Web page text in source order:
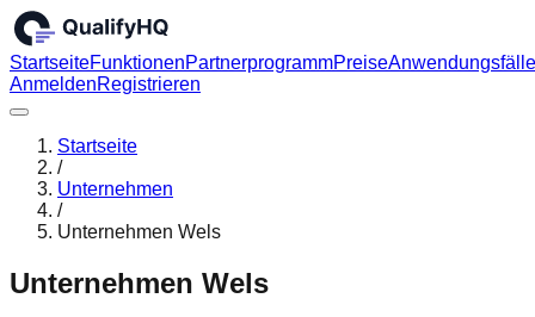
StartseiteFunktionenPartnerprogrammPreiseAnwendungsfälle
AnmeldenRegistrieren
Startseite
/
Unternehmen
/
Unternehmen Wels
Unternehmen Wels